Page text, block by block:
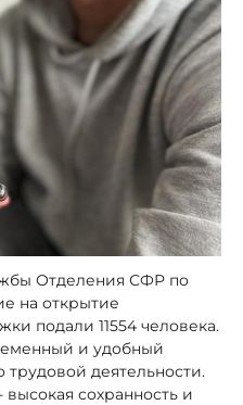
Отделения СФР по
на открытие
подали 11554 человека.
и удобный
деятельности.
сохранность и